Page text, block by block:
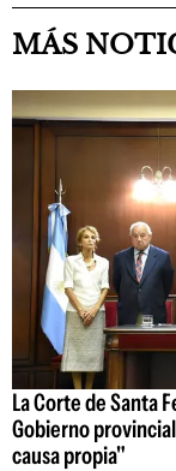
MÁS
La Corte de Santa
Gobierno
causa propia"